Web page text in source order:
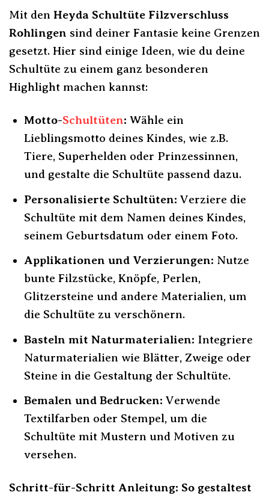
Mit den Heyda Schultüte Filzverschluss
Rohlingen sind deiner Fantasie keine Grenzen
gesetzt. Hier sind einige Ideen, wie du deine
Schultüte zu einem ganz besonderen
Highlight machen kannst:
Motto-Schultüten: Wähle ein
Lieblingsmotto deines Kindes, wie z.B.
Tiere, Superhelden oder Prinzessinnen,
und gestalte die Schultüte passend dazu.
Personalisierte Schultüten: Verziere die
Schultüte mit dem Namen deines Kindes,
seinem Geburtsdatum oder einem Foto.
Applikationen und Verzierungen: Nutze
bunte Filzstücke, Knöpfe, Perlen,
Glitzersteine und andere Materialien, um
die Schultüte zu verschönern.
Basteln mit Naturmaterialien: Integriere
Naturmaterialien wie Blätter, Zweige oder
Steine in die Gestaltung der Schultüte.
Bemalen und Bedrucken: Verwende
Textilfarben oder Stempel, um die
Schultüte mit Mustern und Motiven zu
versehen.
Schritt-für-Schritt Anleitung: So gestaltest